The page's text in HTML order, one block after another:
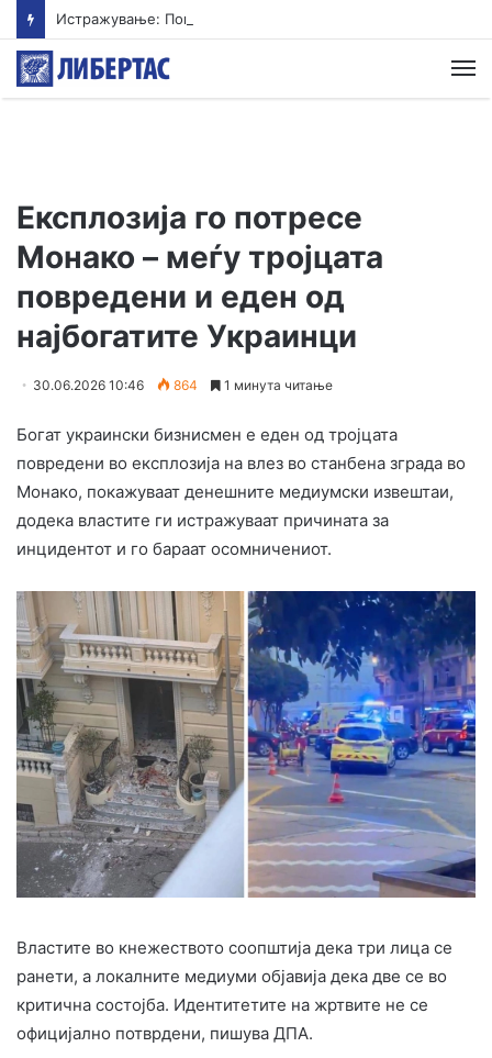
Експлозија го потресе
Монако – меѓу тројцата
повредени и еден од
најбогатите Украинци
30.06.2026 10:46 864 1 минута читање
Богат украински бизнисмен е еден од тројцата
повредени во експлозија на влез во станбена зграда во
Монако, покажуваат денешните медиумски извештаи,
додека властите ги истражуваат причината за
инцидентот и го бараат осомничениот.
Властите во кнежеството соопштија дека три лица се
ранети, а локалните медиуми објавија дека две се во
критична состојба. Идентитетите на жртвите не се
официјално потврдени, пишува ДПА.